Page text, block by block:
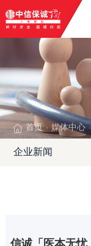
首页 · 媒体中心 ·
企业新闻
信诚「医本无